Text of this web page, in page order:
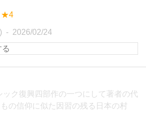
★4
2026/02/24
ック復興四部作の一つにして著者の代
の信仰に似た因習の残る日本の村